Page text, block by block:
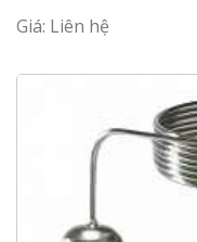
Giá: Liên hệ